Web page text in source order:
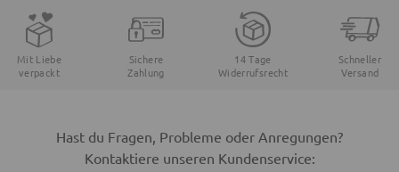
Mit Liebe
verpackt
Sichere
Zahlung
14 Tage
Widerrufsrecht
Schneller
Versand
Hast du Fragen, Probleme oder Anregungen?
Kontaktiere unseren Kundenservice: